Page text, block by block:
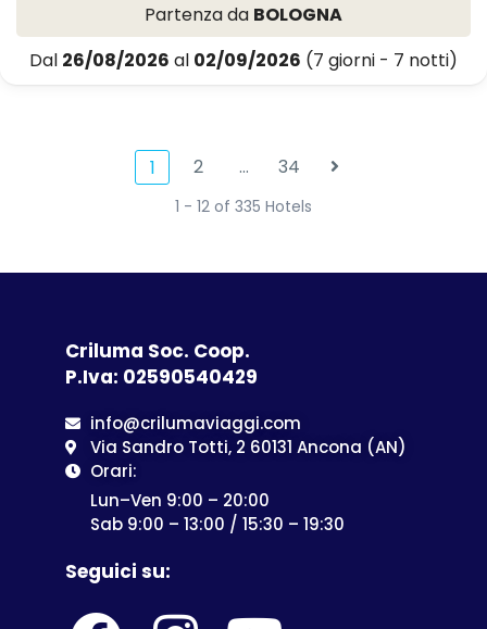
Partenza da BOLOGNA
Dal 26/08/2026 al 02/09/2026 (7 giorni - 7 notti)
1 2 … 34
1 - 12 of 335 Hotels
Criluma Soc. Coop.
P.Iva: 02590540429
info@crilumaviaggi.com
Via Sandro Totti, 2 60131 Ancona (AN)
Orari:
Lun–Ven 9:00 – 20:00
Sab 9:00 – 13:00 / 15:30 – 19:30
Seguici su: